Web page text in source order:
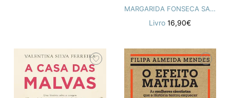
MARGARIDA FONSECA SANTOS
Livro16,90€